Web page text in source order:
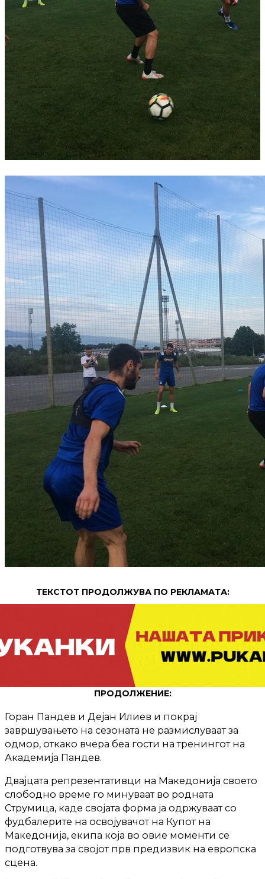
ТЕКСТОТ ПРОДОЛЖУВА ПО РЕКЛАМАТА:
ПРОДОЛЖЕНИЕ:
Горан Пандев и Дејан Илиев и покрај
завршувањето на сезоната не размислуваат за
одмор, откако вчера беа гости на тренингот на
Академија Пандев.
Двајцата репрезентативци на Македонија своето
слободно време го минуваат во родната
Струмица, каде својата форма ја одржуваат со
фудбалерите на освојувачот на Купот на
Македонија, екипа која во овие моменти се
подготвува за својот прв предизвик на европска
сцена.